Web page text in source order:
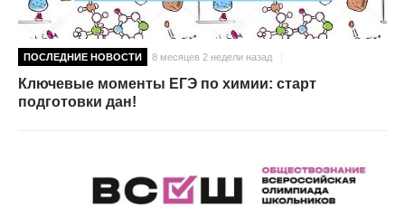
ПОСЛЕДНИЕ НОВОСТИ 8 месяцев 2 недели назад
Ключевые моменты ЕГЭ по химии: старт
подготовки дан!